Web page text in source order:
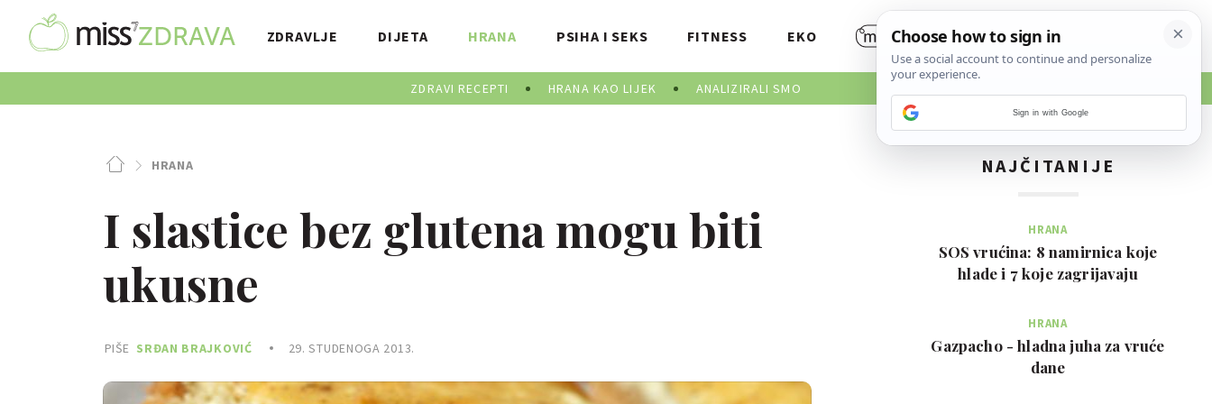
ZDRAVLJE DIJETA HRANA
ZDRAVI RECEPTI HRANA KAO LIJEK ANALIZIRALI SMO
PSIHA I SEKS FITNESS EKO
HRANA
I slastice bez glutena mogu biti
ukusne
PIŠE SRĐAN BRAJKOVIĆ 29. STUDENOGA 2013.
NAJČITANIJE
HRANA
SOS vrućina: 8 namirnica koje
hlade i 7 koje zagrijavaju
HRANA
Gazpacho - hladna juha za vruće
dane
Sign in with Google